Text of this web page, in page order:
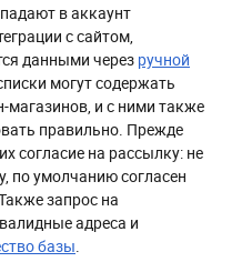
в аккаунт
с сайтом,
данными через ручной
могут содержать
магазинов, и с ними также
правильно. Прежде
согласие на рассылку: не
по умолчанию согласен
запрос на
адреса и
базы